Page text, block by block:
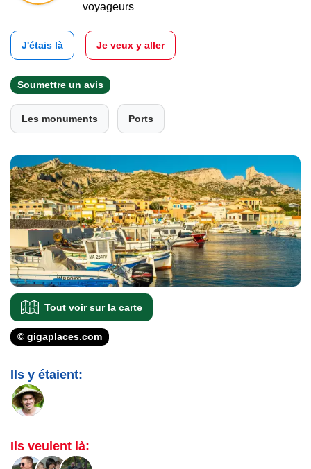
voyageurs
J'étais là Je veux y aller
Soumettre un avis
Les monuments Ports
Tout voir sur la carte
© gigaplaces.com
Ils y étaient:
Ils veulent là: